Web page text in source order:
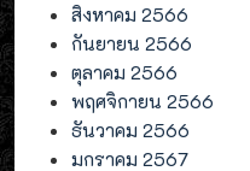
สิงหาคม 2566
กันยายน 2566
ตุลาคม 2566
พฤศจิกายน 2566
ธันวาคม 2566
มกราคม 2567